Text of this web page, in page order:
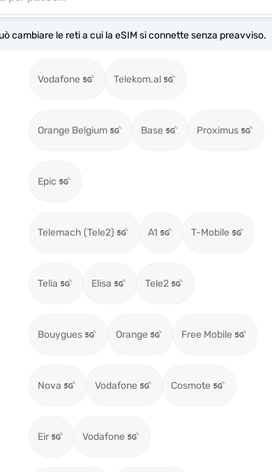
cambiare le reti a cui la eSIM si connette senza preavviso.
Vodafone Telekom.al
Orange Belgium Base Proximus
Epic
Telemach (Tele2) A1 T-Mobile
Telia Elisa Tele2
Bouygues Orange Free Mobile
Nova Vodafone Cosmote
Eir Vodafone